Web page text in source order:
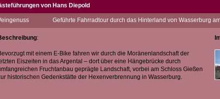
meinen angebotenen Fahrradtouren (teilweise in Verbindung mit einer
Naturvielfalt und
die Historie (Burgen, Schlösser, Hexenprozesse)
von Hans Diepold
Geführte Fahrradtour durch das Hinterland von Wasserburg
:
mit einem E-Bike fahren wir durch die Moränenlandschaft der
Eiszeiten in das Argental – dort über eine Hängebrücke durch
Fruchtanbau geprägte Landschaft, vorbei am Schloss Gießen
historischen Gedenkstätte der Hexenverbrennung in Wasserburg.